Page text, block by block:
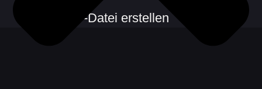
CSV-Datei erstellen